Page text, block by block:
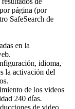
página (por
SafeSearch de
en la
idioma,
la activación del
de los videos
240 días.
de video